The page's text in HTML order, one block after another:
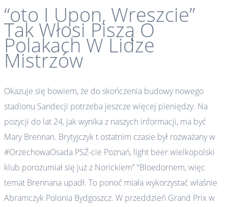
“oto I Upon, Wreszcie”
Tak Włosi Piszą O
Polakach W Lidze
Mistrzów
Okazuje się bowiem, że do skończenia budowy nowego
stadionu Sandecji potrzeba jeszcze więcej pieniędzy. Na
pozycji do lat 24, jak wynika z naszych informacji, ma być
Mary Brennan. Brytyjczyk t ostatnim czasie był rozważany w
#OrzechowaOsada PSŻ-cie Poznań, light beer wielkopolski
klub porozumiał się już z Norickiem” “Bloedornem, więc
temat Brennana upadł. To ponoć miała wykorzystać właśnie
Abramczyk Polonia Bydgoszcz. W przeddzień Grand Prix w